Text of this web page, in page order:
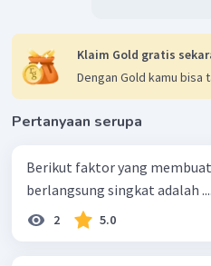
Klaim Gold gratis
Dengan Gold kamu bisa
Pertanyaan serupa
Berikut faktor yang
berlangsung singkat adalah ....
2 5.0